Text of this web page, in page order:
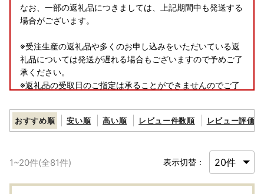
なお、一部の返礼品につきましては、上記期間中も発送する
場合がございます。
※受注生産の返礼品や多くのお申し込みをいただいている返
礼品については発送が遅れる場合もございますので予めご了
承ください。
※返礼品の受取日のご指定は承ることができませんのでご了
この度公的個人認証アプリIAM（アイアム）を導入いたしま
こちらをご利用いただき、スマホからもワンストップ特例申
おすすめ順 安い順 高い順 レビュー件数順 レビュー評価順
1~20件(全81件) 表示切替：